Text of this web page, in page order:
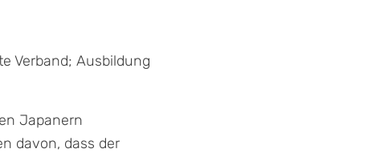
Verband; Ausbildung
Japanern
davon, dass der